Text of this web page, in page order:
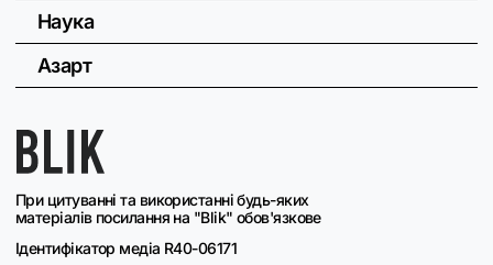
При цитуванні та використанні будь-яких
матеріалів посилання на "Blik" обов'язкове
Ідентифікатор медіа R40-06171
Наука
Азарт